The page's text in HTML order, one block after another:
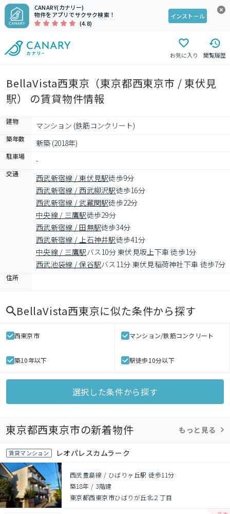
CANARY(カナリー)
物件をアプリでサクサク検索！
(4.8)
インストール
お気に入り 閲覧履歴
BellaVista西東京（東京都西東京市 / 東伏見
駅） の賃貸物件情報
建物 マンション (鉄筋コンクリート)
築年数 新築 (2018年)
駐車場 -
交通 西武新宿線 / 東伏見駅徒歩9分
西武新宿線 / 西武柳沢駅徒歩16分
西武新宿線 / 武蔵関駅徒歩22分
中央線 / 三鷹駅徒歩29分
西武新宿線 / 田無駅徒歩34分
西武新宿線 / 上石神井駅徒歩41分
中央線 / 三鷹駅バス10分 東伏見坂上下車 徒歩1分
西武池袋線 / 保谷駅バス11分 東伏見稲荷神社下車 徒歩7分
住所
BellaVista西東京に似た条件から探す
西東京市 マンション/鉄筋コンクリート
築10年以下 駅徒歩10分以下
選択した条件から探す
東京都西東京市の新着物件 もっと見る
賃貸マンション レオパレスカムラーク
西武豊島線 / ひばりヶ丘駅 徒歩11分
築18年 / 3階建
東京都西東京市ひばりが丘北２丁目